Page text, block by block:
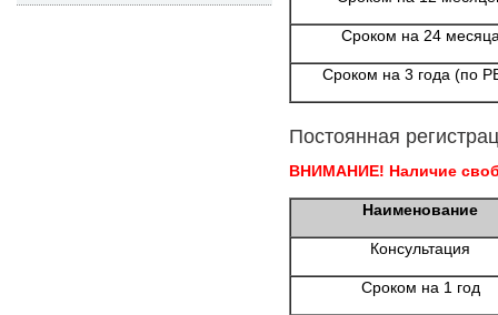
Сроком на 24
Сроком на 3 года (по
Постоянная
ВНИМАНИЕ! Наличие
Наименование
Консультация
Сроком на 1 год